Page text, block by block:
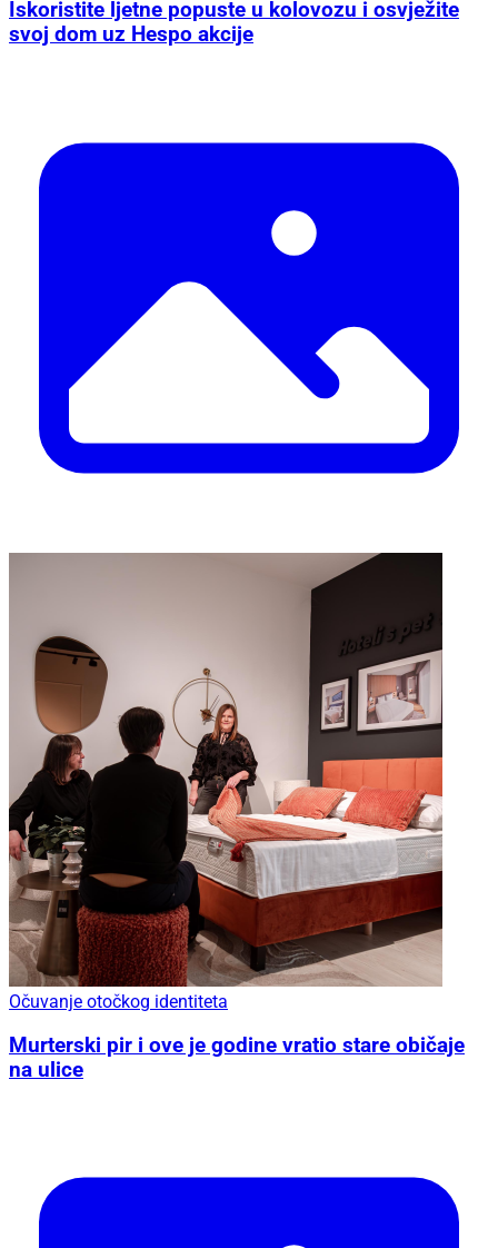
Iskoristite ljetne popuste u kolovozu i osvježite
svoj dom uz Hespo akcije
Očuvanje otočkog identiteta
Murterski pir i ove je godine vratio stare običaje
na ulice